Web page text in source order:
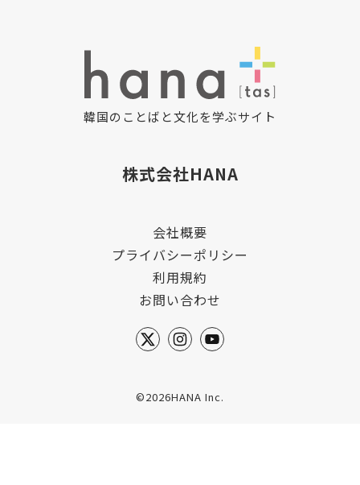
韓国のことばと文化を学ぶサイト
株式会社HANA
会社概要
プライバシーポリシー
利用規約
お問い合わせ
©2026HANA Inc.